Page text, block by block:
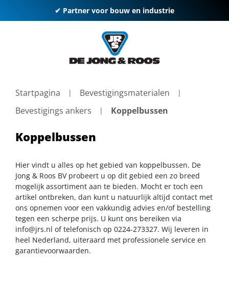
✔ Partner voor bouw en industrie
Startpagina
Bevestigingsmaterialen
Bevestigings ankers
Koppelbussen
Koppelbussen
Hier vindt u alles op het gebied van koppelbussen. De
Jong & Roos BV probeert u op dit gebied een zo breed
mogelijk assortiment aan te bieden. Mocht er toch een
artikel ontbreken, dan kunt u natuurlijk altijd contact met
ons opnemen voor een vakkundig advies en/of bestelling
tegen een scherpe prijs. U kunt ons bereiken via
info@jrs.nl of telefonisch op 0224-273327. Wij leveren in
heel Nederland, uiteraard met professionele service en
garantievoorwaarden.